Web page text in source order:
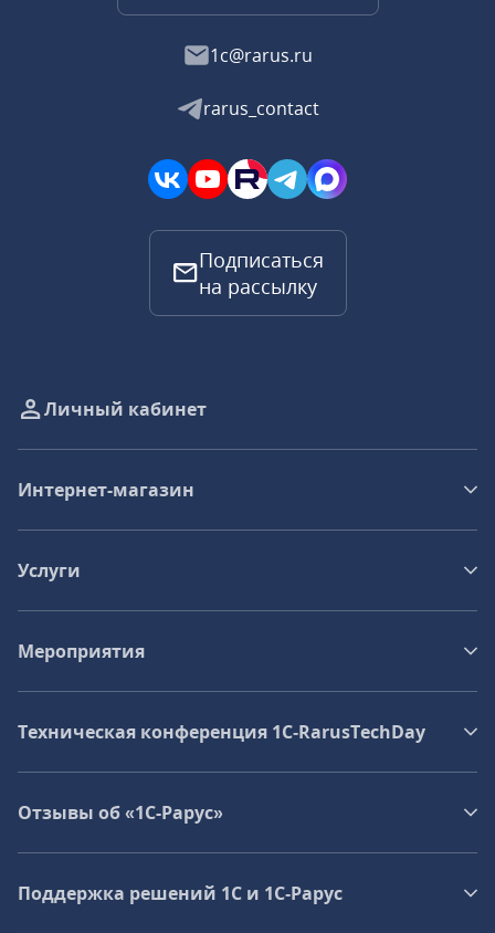
1c@rarus.ru
rarus_contact
Подписаться
на рассылку
Личный кабинет
Интернет-магазин
Услуги
Мероприятия
Техническая конференция 1C‑RarusTechDay
Отзывы об «1С-Рарус»
Поддержка решений 1С и 1С‑Рарус